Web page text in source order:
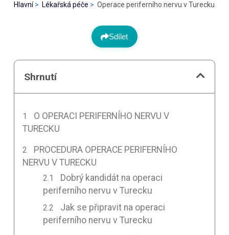
Hlavní Lékařská péče Operace periferního nervu v Turecku
Sdílet
Shrnutí
O OPERACI PERIFERNÍHO NERVU V
TURECKU
PROCEDURA OPERACE PERIFERNÍHO
NERVU V TURECKU
Dobrý kandidát na operaci
periferního nervu v Turecku
Jak se připravit na operaci
periferního nervu v Turecku